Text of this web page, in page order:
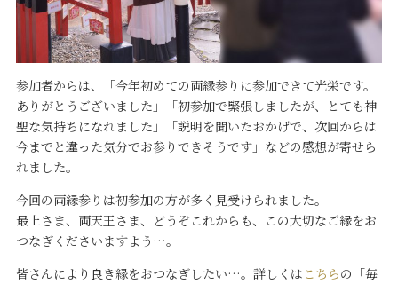
参加者からは、「今年初めての両縁参りに参加できて光栄です。
ありがとうございました」「初参加で緊張しましたが、とても神
聖な気持ちになれました」「説明を聞いたおかげで、次回からは
今までと違った気分でお参りできそうです」などの感想が寄せら
れました。
今回の両縁参りは初参加の方が多く見受けられました。
最上さま、両天王さま、どうぞこれからも、この大切なご縁をお
つなぎくださいますよう…。
皆さんにより良き縁をおつなぎしたい…。詳しくは こちらの「毎